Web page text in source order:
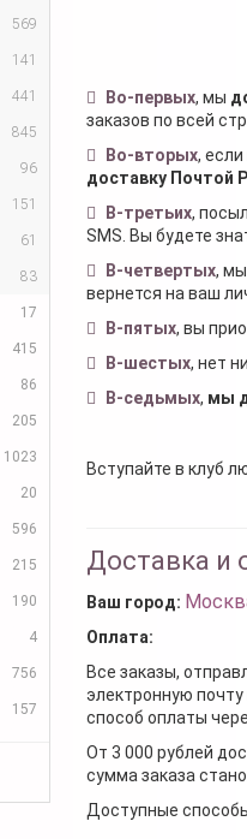
569
141
441
845
96
151
61
83
17
415
86
205
1023
20
596
215
190
4
756
157
Во-первых, мы
заказов по всей
Во-вторых,
доставку Почтой
В-третьих,
SMS. Вы будете
В-четвертых, мы
вернется на ваш
В-пятых, вы
В-шестых, нет
В-седьмых, мы
Вступайте в клуб
Доставка и
Ваш город:
Оплата:
Все заказы,
электронную
способ оплаты
От 3 000 рублей
сумма заказа
Доступные